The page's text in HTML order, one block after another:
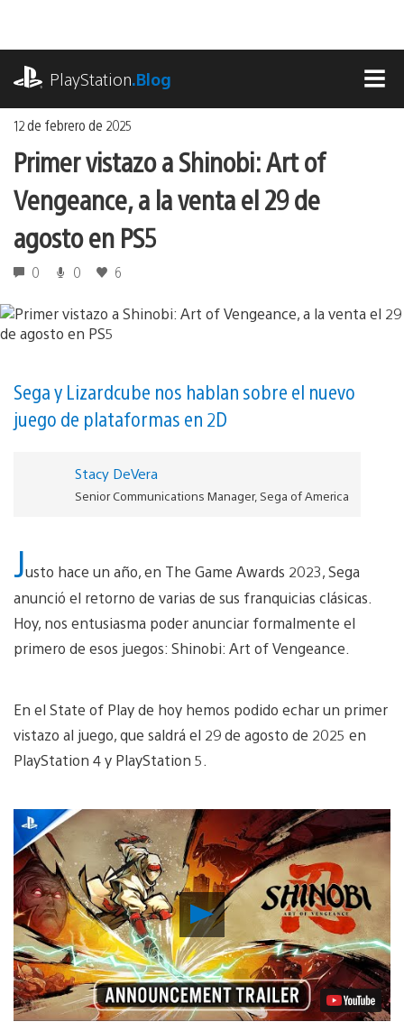
contenido
PlayStation.Blog
12 de febrero de 2025
Primer vistazo a Shinobi: Art of
Vengeance, a la venta el 29 de
agosto en PS5
0 0 6
Sega y Lizardcube nos hablan sobre el nuevo
juego de plataformas en 2D
Stacy DeVera
Senior Communications Manager, Sega of America
Justo hace un año, en The Game Awards 2023, Sega
anunció el retorno de varias de sus franquicias clásicas.
Hoy, nos entusiasma poder anunciar formalmente el
primero de esos juegos: Shinobi: Art of Vengeance.
En el State of Play de hoy hemos podido echar un primer
vistazo al juego, que saldrá el 29 de agosto de 2025 en
PlayStation 4 y PlayStation 5.
Reproducir
vídeo